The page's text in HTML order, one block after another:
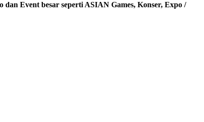
Event besar seperti ASIAN Games, Konser, Expo /